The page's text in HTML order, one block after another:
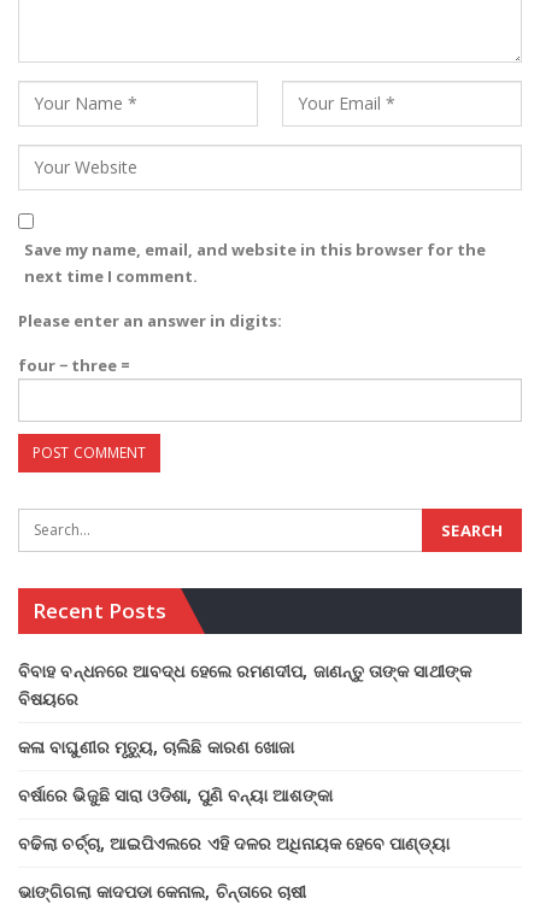
Save my name, email, and website in this browser for the
next time I comment.
Please enter an answer in digits:
four − three =
Recent Posts
ବିବାହ ବନ୍ଧନରେ ଆବଦ୍ଧ ହେଲେ ରମଣଦୀପ, ଜାଣନ୍ତୁ ତାଙ୍କ ସାଥୀଙ୍କ
ବିଷୟରେ
କଳା ବାଘୁଣୀର ମୃତ୍ୟୁ, ଚାଲିଛି କାରଣ ଖୋଜା
ବର୍ଷାରେ ଭିଜୁଛି ସାରା ଓଡିଶା, ପୁଣି ବନ୍ୟା ଆଶଙ୍କା
ବଢିଲା ଚର୍ଚ୍ଚା, ଆଇପିଏଲରେ ଏହି ଦଳର ଅଧିନାୟକ ହେବେ ପାଣ୍ଡ୍ୟା
ଭାଙ୍ଗିଗଲା କାଦପଡା କେନାଲ, ଚିନ୍ତାରେ ଚାଷୀ